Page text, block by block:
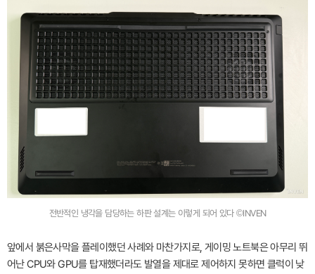
전반적인 냉각을 담당하는 하판 설계는 이렇게 되어 있다 ©INVEN
앞에서 붉은사막을 플레이했던 사례와 마찬가지로, 게이밍 노트북은 아무리 뛰
어난 CPU와 GPU를 탑재했더라도 발열을 제대로 제어하지 못하면 클럭이 낮